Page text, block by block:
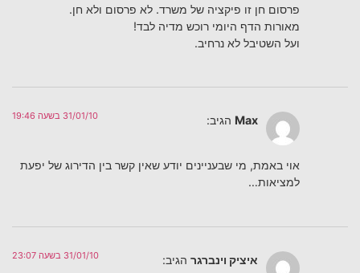
פרסום חן זו פיקציה של משרד. לא פרסום ולא חן.
מאורות הדף היומי רוכש מדיה לבד!
ועל השטיבל לא נרחיב.
Max הגיב: 31/01/10 בשעה 19:46
אוי באמת, מי שבעניינים יודע שאין קשר בין הדירוג של יפעת
למציאות…
איציק וינברגר הגיב: 31/01/10 בשעה 23:07